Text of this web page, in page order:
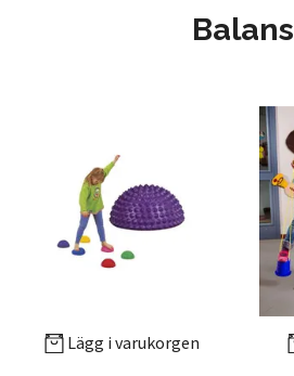
Balans
Lägg i varukorgen